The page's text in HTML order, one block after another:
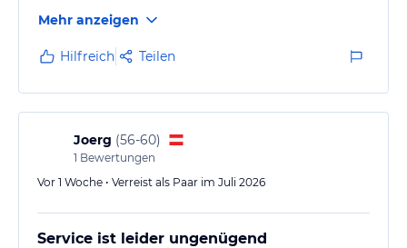
in etwa 10–15 Minuten Fußweg Entfernung ein
Parkhaus für ca. 8 € pro Tag.
Mehr anzeigen
Hilfreich Teilen
Joerg (56-60)
1 Bewertungen
Vor 1 Woche • Verreist als Paar im Juli 2026
Service ist leider ungenügend